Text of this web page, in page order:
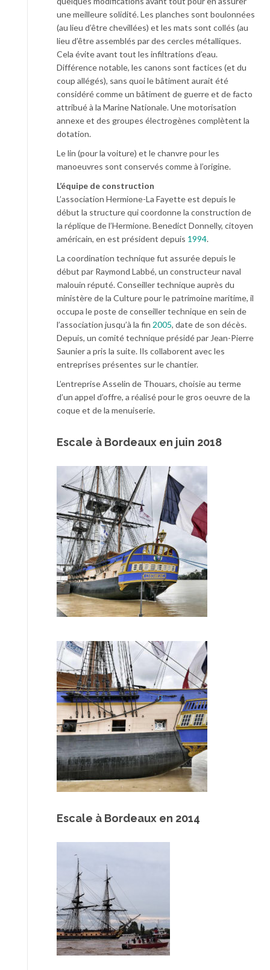
une meilleure solidité. Les planches sont boulonnées
(au lieu d’être chevillées) et les mats sont collés (au
lieu d’être assemblés par des cercles métalliques.
Cela évite avant tout les infiltrations d’eau.
Différence notable, les canons sont factices (et du
coup allégés), sans quoi le bâtiment aurait été
considéré comme un bâtiment de guerre et de facto
attribué à la Marine Nationale. Une motorisation
annexe et des groupes électrogènes complètent la
dotation.
Le lin (pour la voiture) et le chanvre pour les
manoeuvres sont conservés comme à l’origine.
L’équipe de construction
L’association Hermione-La Fayette est depuis le
début la structure qui coordonne la construction de
la réplique de l’Hermione. Benedict Donnelly, citoyen
américain, en est président depuis 1994.
La coordination technique fut assurée depuis le
début par Raymond Labbé, un constructeur naval
malouin réputé. Conseiller technique auprès du
ministère de la Culture pour le patrimoine maritime, il
occupa le poste de conseiller technique en sein de
l’association jusqu’à la fin 2005, date de son décès.
Depuis, un comité technique présidé par Jean-Pierre
Saunier a pris la suite. Ils collaborent avec les
entreprises présentes sur le chantier.
L’entreprise Asselin de Thouars, choisie au terme
d’un appel d’offre, a réalisé pour le gros oeuvre de la
coque et de la menuiserie.
Escale à Bordeaux en juin 2018
Escale à Bordeaux en 2014